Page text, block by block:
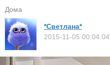
Дома
*Светлана*
2015-11-05 00:04:04